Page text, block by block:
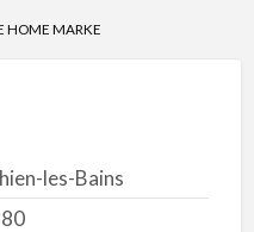
HOME MARKE
les-Bains